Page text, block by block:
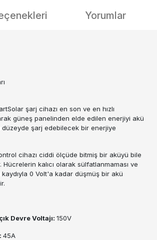
Yorumlar
şarj cihazı en son ve en hızlı
güneş panelinden elde edilen enerjiyi akü
düzeyde şarj edebilecek bir enerjiye
cihazı ciddi ölçüde bitmiş bir aküyü bile
kalıcı olarak sülfatlanmaması ve
0 Volt'a kadar düşmüş bir akü
Devre Voltajı: 150V
45A